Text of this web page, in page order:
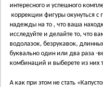
интересного и успешного
коррекции фигуры окунуться с
надежды на то , что ваша
исследуйте и делайте то, что
водолазок, безрукавок,
буквально один или два раза -
комбинаций и выберете из них
А как при этом не стать